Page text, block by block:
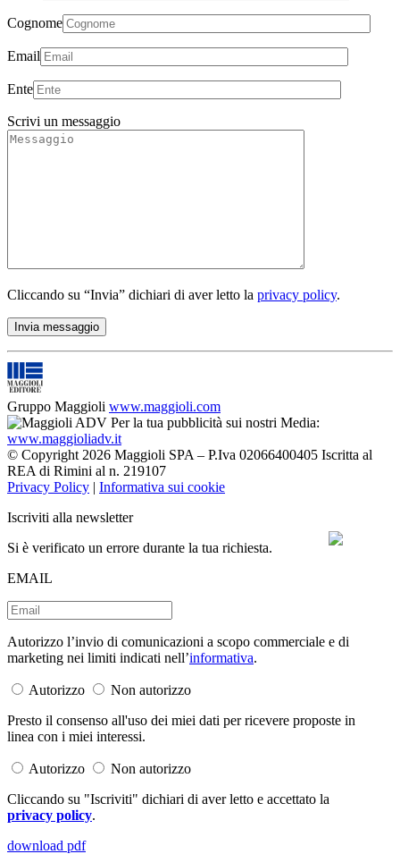
Cognome
Email
Ente
Scrivi un messaggio
Cliccando su “Invia” dichiari di aver letto la privacy policy.
Gruppo Maggioli www.maggioli.com
Per la tua pubblicità sui nostri Media:
www.maggioliadv.it
© Copyright 2026 Maggioli SPA – P.Iva 02066400405 Iscritta al
REA di Rimini al n. 219107
Privacy Policy | Informativa sui cookie
Iscriviti alla newsletter
Si è verificato un errore durante la tua richiesta.
EMAIL
Autorizzo l’invio di comunicazioni a scopo commerciale e di
marketing nei limiti indicati nell’informativa.
Autorizzo
Non autorizzo
Presto il consenso all'uso dei miei dati per ricevere proposte in
linea con i miei interessi.
Autorizzo
Non autorizzo
Cliccando su "Iscriviti" dichiari di aver letto e accettato la
privacy policy.
download pdf